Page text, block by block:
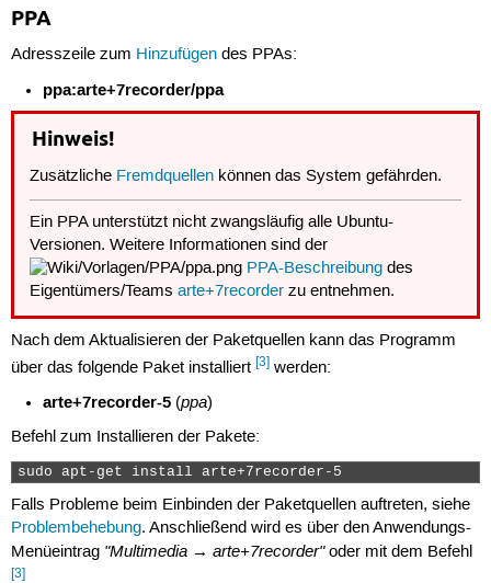
PPA
Adresszeile zum Hinzufügendes PPAs:
ppa:arte+7recorder/ppa
Hinweis!
Zusätzliche Fremdquellen können das System gefährden.
Ein PPA unterstützt nicht zwangsläufig alle Ubuntu-
Versionen. Weitere Informationen sind der
PPA-Beschreibung des
Eigentümers/Teamsarte+7recorder zu entnehmen.
Nach dem Aktualisieren der Paketquellen kann das Programm
über das folgende Paket installiert [3]werden:
arte+7recorder-5 (ppa)
Befehl zum Installieren der Pakete:
sudo apt-get install arte+7recorder-5
Falls Probleme beim Einbinden der Paketquellen auftreten, siehe
Problembehebung. Anschließend wird es über den Anwendungs-
Menüeintrag "Multimedia → arte+7recorder"oder mit dem Befehl
[3]